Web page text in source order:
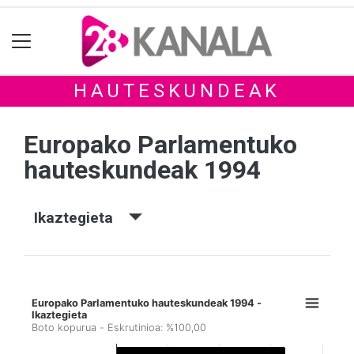
HAUTESKUNDEAK
Europako Parlamentuko
hauteskundeak 1994
Ikaztegieta
Europako Parlamentuko hauteskundeak 1994 -
Ikaztegieta
Boto kopurua - Eskrutinioa: %100,00